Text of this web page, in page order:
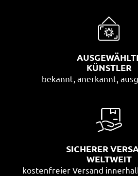
KÜNSTLER
bekannt, anerkannt,
SICHERER
WELTWEIT
kostenfreier Versand